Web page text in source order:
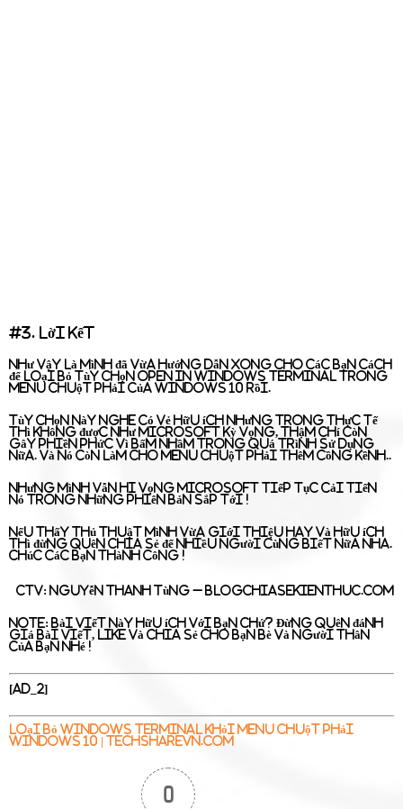
#3. Lời kết
Như vậy là mình đã vừa hướng dẫn xong cho các bạn cách
để
loại bỏ tùy chọn Open in Windows Terminal trong
menu chuột phải của Windows 10 rồi.
Tùy chọn này nghe có vẻ hữu ích nhưng trong thực tế
thì không được như Microsoft kỳ vọng, thậm chí còn
gây phiền phức vì bấm nhầm trong quá trình sử dụng
nữa. Và nó còn làm cho menu chuột phải thêm cồng kềnh..
Nhưng mình vẫn hi vọng Microsoft tiếp tục cải tiến
nó trong những phiên bản sắp tới !
Nếu thấy thủ thuật mình vừa giới thiệu hay và hữu ích
thì đừng quên chia sẻ để nhiều người cùng biết nữa nha.
Chúc các bạn thành công !
CTV: Nguyễn Thanh Tùng – Blogchiasekienthuc.com
Note: Bài viết này hữu ích với bạn chứ? Đừng quên đánh
giá bài viết, like và chia sẻ cho bạn bè và người thân
của bạn nhé !
[ad_2]
Loại bỏ Windows Terminal khỏi Menu chuột phải
Windows 10 | TechshareVN.com
0